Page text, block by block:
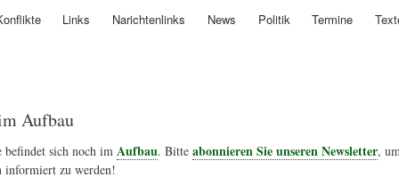
Links Narichtenlinks News Politik Termine
Aufbau
befindet sich noch im Aufbau. Bitte abonnieren Sie unseren Newsletter,
informiert zu werden!